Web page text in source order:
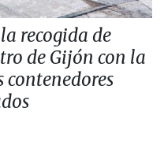
recogida de
de Gijón con la